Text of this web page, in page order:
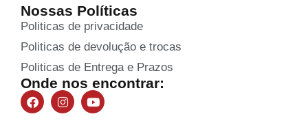
Nossas Políticas
Politicas de privacidade
Politicas de devolução e trocas
Politicas de Entrega e Prazos
Onde nos encontrar: